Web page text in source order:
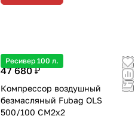
Ресивер 100 л.
47 680 ₽
Компрессор воздушный
безмасляный Fubag OLS
500/100 CM2х2